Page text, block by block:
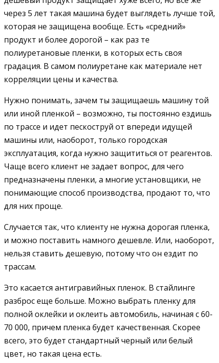
через 5 лет такая машина будет выглядеть лучше той,
которая не защищена вообще. Есть «средний»
продукт и более дорогой – как раз те
полиуретановые пленки, в которых есть своя
градация. В самом полиуретане как материале нет
корреляции цены и качества.
Нужно понимать, зачем ты защищаешь машину той
или иной пленкой – возможно, ты постоянно ездишь
по трассе и идет пескоструй от впереди идущей
машины или, наоборот, только городская
эксплуатация, когда нужно защититься от реагентов.
Чаще всего клиент не задает вопрос, для чего
предназначены пленки, а многие установщики, не
понимающие способ производства, продают то, что
для них проще.
Случается так, что клиенту не нужна дорогая пленка,
и можно поставить намного дешевле. Или, наоборот,
нельзя ставить дешевую, потому что он ездит по
трассам.
Это касается антигравийных пленок. В стайлинге
разброс еще больше. Можно выбрать пленку для
полной оклейки и оклеить автомобиль, начиная с 60-
70 000, причем пленка будет качественная. Скорее
всего, это будет стандартный черный или белый
цвет, но такая цена есть.